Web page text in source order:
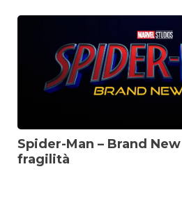
Spider-Man – Brand
fragilità